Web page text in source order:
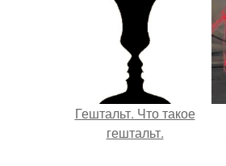
Гештальт. Что такое
гештальт.